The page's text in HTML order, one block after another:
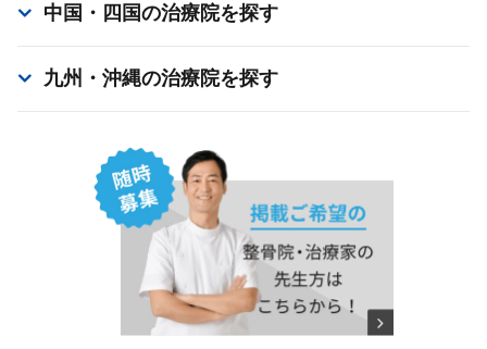
中国・四国の治療院を探す
九州・沖縄の治療院を探す